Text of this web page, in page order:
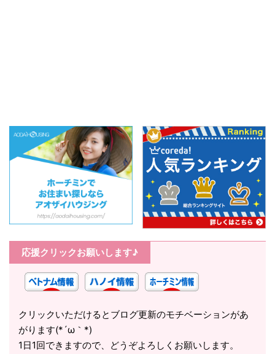
応援クリックお願いします♪
クリックいただけるとブログ更新のモチベーションがあ
がります(*´ω｀*)
1日1回できますので、どうぞよろしくお願いします。